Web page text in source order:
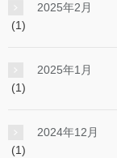
2025年2月
(1)
2025年1月
(1)
2024年12月
(1)